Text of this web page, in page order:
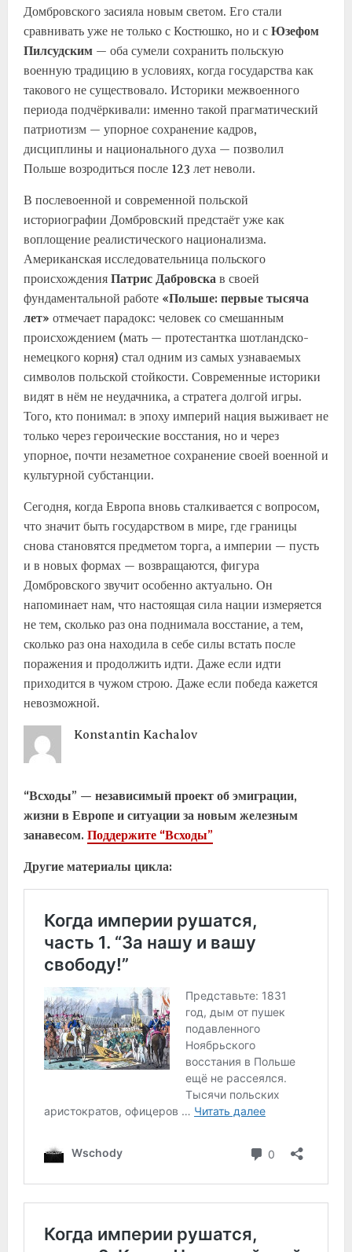
Домбровского засияла новым светом. Его стали
сравнивать уже не только с Костюшко, но и с Юзефом
Пилсудским — оба сумели сохранить польскую
военную традицию в условиях, когда государства как
такового не существовало. Историки межвоенного
периода подчёркивали: именно такой прагматический
патриотизм — упорное сохранение кадров,
дисциплины и национального духа — позволил
Польше возродиться после 123 лет неволи.
В послевоенной и современной польской
историографии Домбровский предстаёт уже как
воплощение реалистического национализма.
Американская исследовательница польского
происхождения Патрис Дабровска в своей
фундаментальной работе «Польше: первые тысяча
лет» отмечает парадокс: человек со смешанным
происхождением (мать — протестантка шотландско-
немецкого корня) стал одним из самых узнаваемых
символов польской стойкости. Современные историки
видят в нём не неудачника, а стратега долгой игры.
Того, кто понимал: в эпоху империй нация выживает не
только через героические восстания, но и через
упорное, почти незаметное сохранение своей военной и
культурной субстанции.
Сегодня, когда Европа вновь сталкивается с вопросом,
что значит быть государством в мире, где границы
снова становятся предметом торга, а империи — пусть
и в новых формах — возвращаются, фигура
Домбровского звучит особенно актуально. Он
напоминает нам, что настоящая сила нации измеряется
не тем, сколько раз она поднимала восстание, а тем,
сколько раз она находила в себе силы встать после
поражения и продолжить идти. Даже если идти
приходится в чужом строю. Даже если победа кажется
невозможной.
Konstantin Kachalov
“Всходы” — независимый проект об эмиграции,
жизни в Европе и ситуации за новым железным
занавесом. Поддержите “Всходы”
Другие материалы цикла: